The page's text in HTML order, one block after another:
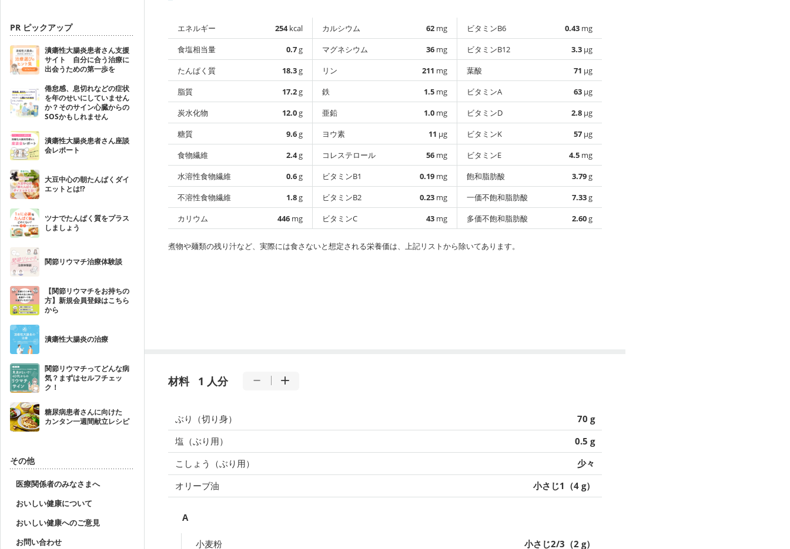
PR ピックアップ
潰瘍性大腸炎患者さん支援
サイト 自分に合う治療に
出会うための第一歩を
倦怠感、息切れなどの症状
を年のせいにしていません
か？そのサイン心臓からの
SOSかもしれません
潰瘍性大腸炎患者さん座談
会レポート
大豆中心の朝たんぱくダイ
エットとは!?
ツナでたんぱく質をプラス
しましょう
関節リウマチ治療体験談
【関節リウマチをお持ちの
方】新規会員登録はこちら
から
潰瘍性大腸炎の治療
関節リウマチってどんな病
気？まずはセルフチェッ
ク！
糖尿病患者さんに向けた
カンタン一週間献立レシピ
その他
医療関係者のみなさまへ
おいしい健康について
おいしい健康へのご意見
お問い合わせ
エネルギー 254kcal
食塩相当量
0.7g
たんぱく質
18.3g
脂質
17.2g
炭水化物
12.0g
糖質
9.6g
食物繊維
2.4g
水溶性食物繊維
0.6g
不溶性食物繊維
1.8g
カリウム
446 mg
カルシウム 62 mg
マグネシウム
36 mg
リン
211 mg
鉄
1.5 mg
亜鉛
1.0 mg
ヨウ素
11 µg
コレステロール
56 mg
ビタミンB1
0.19 mg
ビタミンB2
0.23 mg
ビタミンC
43 mg
ビタミンB6 0.43 mg
ビタミンB12
3.3 µg
葉酸
71 µg
ビタミンA
63 µg
ビタミンD
2.8 µg
ビタミンK
57 µg
ビタミンE
4.5 mg
飽和脂肪酸
3.79g
一価不飽和脂肪酸
7.33g
多価不飽和脂肪酸
2.60g
煮物や麺類の残り汁など、実際には食さないと想定される栄養価は、上記リストから除いてあります。
材料 1 人分
ぶり（切り身）
70 g
塩（ぶり用）
0.5 g
こしょう（ぶり用）
少々
オリーブ油
小さじ1（4 g）
A
小麦粉
小さじ2/3（2 g）